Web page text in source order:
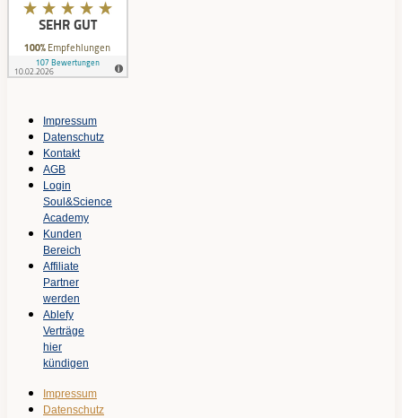
Impressum
Datenschutz
Kontakt
AGB
Login
Soul&Science
Academy
Kunden
Bereich
Affiliate
Partner
werden
Ablefy
Verträge
hier
kündigen
Impressum
Datenschutz